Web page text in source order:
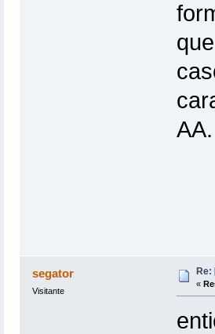
AA.
segator
Visitante
Re:
«